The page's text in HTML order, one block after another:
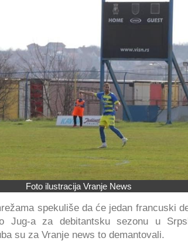
Foto ilustracija Vranje News
spekuliše da će jedan francuski
Jug-a za debitantsku sezonu u
su za Vranje news to demantovali.